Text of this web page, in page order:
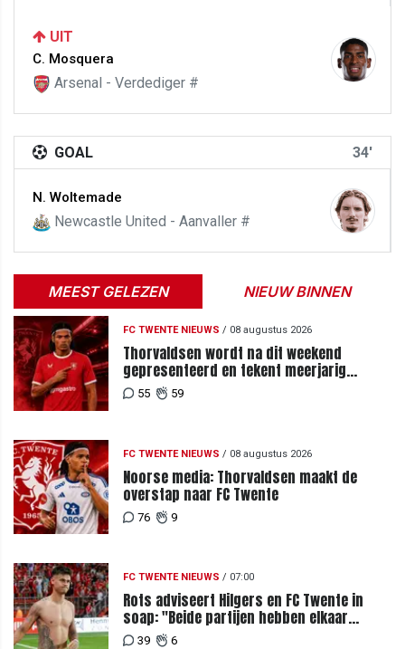
UIT
C. Mosquera
Arsenal - Verdediger #
GOAL 34'
N. Woltemade
Newcastle United - Aanvaller #
MEEST GELEZEN NIEUW BINNEN
FC TWENTE NIEUWS / 08 augustus 2026
Thorvaldsen wordt na dit weekend
gepresenteerd en tekent meerjarig
contract bij FC Twente
55 59
FC TWENTE NIEUWS / 08 augustus 2026
Noorse media: Thorvaldsen maakt de
overstap naar FC Twente
76 9
FC TWENTE NIEUWS / 07:00
Rots adviseert Hilgers en FC Twente in
soap: "Beide partijen hebben elkaar
teleurgesteld"
39 6